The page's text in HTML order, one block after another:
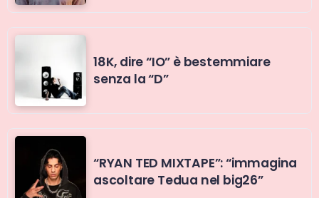
18K, dire “IO” è bestemmiare
senza la “D”
“RYAN TED MIXTAPE”: “immagina
ascoltare Tedua nel big26”